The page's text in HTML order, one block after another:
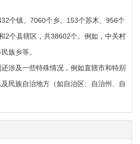
个镇、7060个乡、153个苏木、956个
2个县辖区，共38602个。例如，中关村
族乡等。
涉及一些特殊情况，例如直辖市和特别
民族自治地方（如自治区、自治州、自